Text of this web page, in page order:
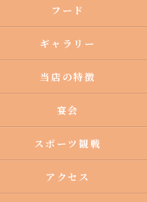
フード
ギャラリー
当店の特徴
宴会
スポーツ観戦
アクセス